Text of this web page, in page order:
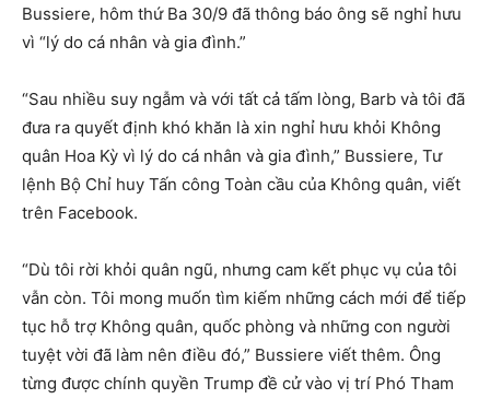
Bussiere, hôm thứ Ba 30/9 đã thông báo ông sẽ nghỉ hưu
vì “lý do cá nhân và gia đình.”
“Sau nhiều suy ngẫm và với tất cả tấm lòng, Barb và tôi đã
đưa ra quyết định khó khăn là xin nghỉ hưu khỏi Không
quân Hoa Kỳ vì lý do cá nhân và gia đình,” Bussiere, Tư
lệnh Bộ Chỉ huy Tấn công Toàn cầu của Không quân, viết
trên Facebook.
“Dù tôi rời khỏi quân ngũ, nhưng cam kết phục vụ của tôi
vẫn còn. Tôi mong muốn tìm kiếm những cách mới để tiếp
tục hỗ trợ Không quân, quốc phòng và những con người
tuyệt vời đã làm nên điều đó,” Bussiere viết thêm. Ông
từng được chính quyền Trump đề cử vào vị trí Phó Tham